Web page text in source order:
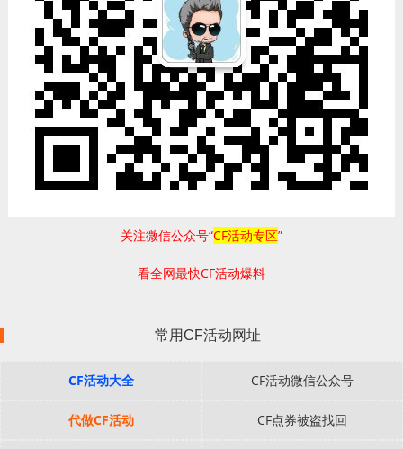
关注微信公众号“CF活动专区”
看全网最快CF活动爆料
常用CF活动网址
CF活动大全 CF活动微信公众号
代做CF活动 CF点券被盗找回